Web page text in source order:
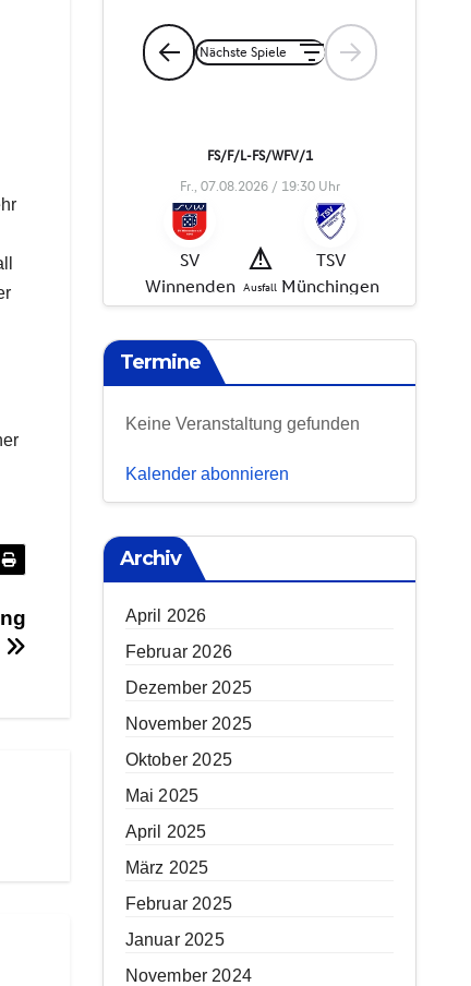
Termine
Keine Veranstaltung gefunden
Kalender abonnieren
Archiv
April 2026
Februar 2026
Dezember 2025
November 2025
Oktober 2025
Mai 2025
April 2025
März 2025
Februar 2025
Januar 2025
November 2024